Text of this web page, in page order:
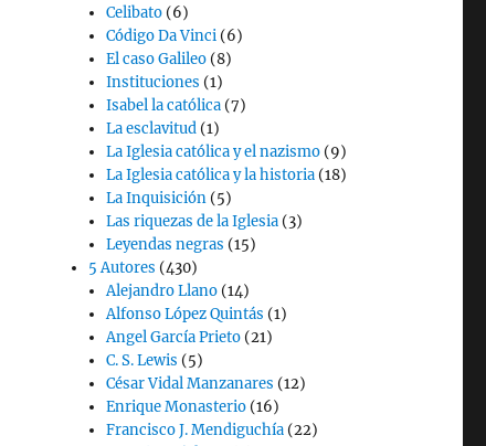
Celibato (6)
Código Da Vinci (6)
El caso Galileo (8)
Instituciones (1)
Isabel la católica (7)
La esclavitud (1)
La Iglesia católica y el nazismo (9)
La Iglesia católica y la historia (18)
La Inquisición (5)
Las riquezas de la Iglesia (3)
Leyendas negras (15)
5 Autores (430)
Alejandro Llano (14)
Alfonso López Quintás (1)
Angel García Prieto (21)
C. S. Lewis (5)
César Vidal Manzanares (12)
Enrique Monasterio (16)
Francisco J. Mendiguchía (22)